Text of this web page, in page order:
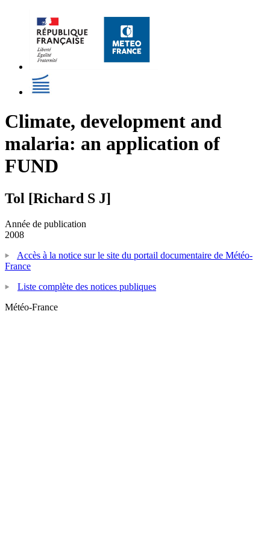
Climate, development and
malaria: an application of
FUND
Tol [Richard S J]
Année de publication
2008
Accès à la notice sur le site du portail documentaire de Météo-
France
Liste complète des notices publiques
Météo-France